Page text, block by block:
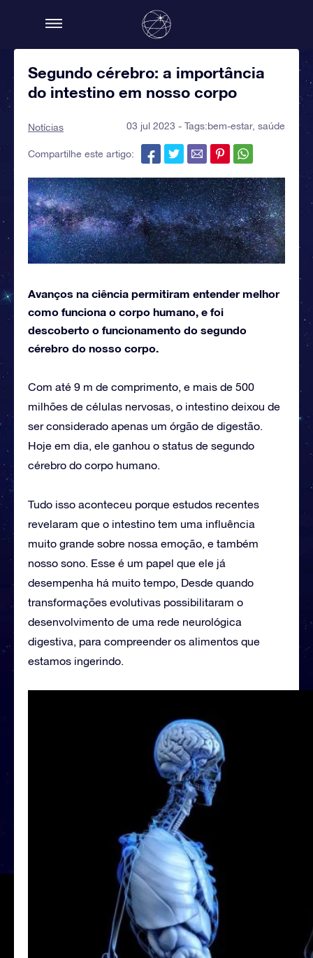
Segundo cérebro: a importância
do intestino em nosso corpo
Notícias 03 jul 2023 - Tags:bem-estar, saúde
Compartilhe este artigo:
Avanços na ciência permitiram entender melhor
como funciona o corpo humano, e foi
descoberto o funcionamento do segundo
cérebro do nosso corpo.
Com até 9 m de comprimento, e mais de 500
milhões de células nervosas, o intestino deixou de
ser considerado apenas um órgão de digestão.
Hoje em dia, ele ganhou o status de segundo
cérebro do corpo humano.
Tudo isso aconteceu porque estudos recentes
revelaram que o intestino tem uma influência
muito grande sobre nossa emoção, e também
nosso sono. Esse é um papel que ele já
desempenha há muito tempo, Desde quando
transformações evolutivas possibilitaram o
desenvolvimento de uma rede neurológica
digestiva, para compreender os alimentos que
estamos ingerindo.